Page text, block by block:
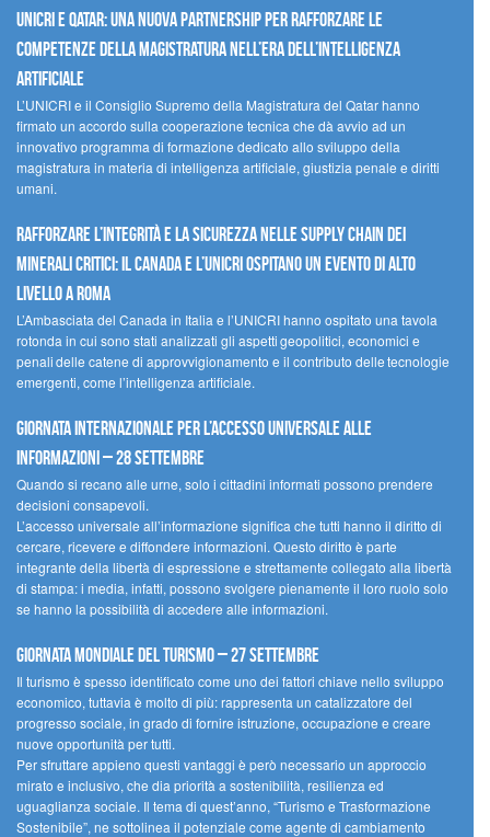
UNICRI e Qatar: una nuova partnership per rafforzare le
competenze della magistratura nell’era dell’intelligenza
artificiale
L’UNICRI e il Consiglio Supremo della Magistratura del Qatar hanno
firmato un accordo sulla cooperazione tecnica che dà avvio ad un
innovativo programma di formazione dedicato allo sviluppo della
magistratura in materia di intelligenza artificiale, giustizia penale e diritti
umani.
Rafforzare l’integrità e la sicurezza nelle supply chain dei
minerali critici: il Canada e l’UNICRI ospitano un evento di alto
livello a Roma
L’Ambasciata del Canada in Italia e l’UNICRI hanno ospitato una tavola
rotonda in cui sono stati analizzati gli aspetti geopolitici, economici e
penali delle catene di approvvigionamento e il contributo delle tecnologie
emergenti, come l’intelligenza artificiale.
Giornata internazionale per l’accesso universale alle
informazioni – 28 settembre
Quando si recano alle urne, solo i cittadini informati possono prendere
decisioni consapevoli.
L’accesso universale all’informazione significa che tutti hanno il diritto di
cercare, ricevere e diffondere informazioni. Questo diritto è parte
integrante della libertà di espressione e strettamente collegato alla libertà
di stampa: i media, infatti, possono svolgere pienamente il loro ruolo solo
se hanno la possibilità di accedere alle informazioni.
Giornata mondiale del turismo – 27 settembre
Il turismo è spesso identificato come uno dei fattori chiave nello sviluppo
economico, tuttavia è molto di più: rappresenta un catalizzatore del
progresso sociale, in grado di fornire istruzione, occupazione e creare
nuove opportunità per tutti.
Per sfruttare appieno questi vantaggi è però necessario un approccio
mirato e inclusivo, che dia priorità a sostenibilità, resilienza ed
uguaglianza sociale. Il tema di quest’anno, “Turismo e Trasformazione
Sostenibile”, ne sottolinea il potenziale come agente di cambiamento